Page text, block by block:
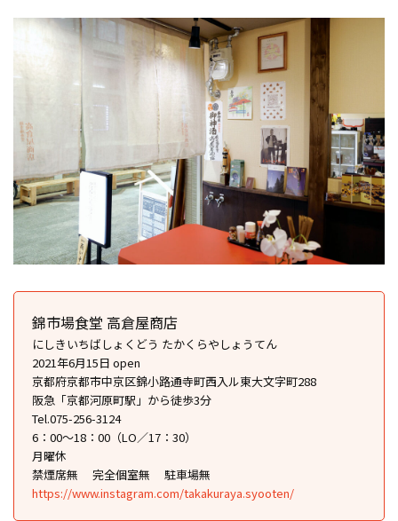
錦市場食堂 高倉屋商店
にしきいちばしょくどう たかくらやしょうてん
2021年6月15日 open
京都府京都市中京区錦小路通寺町西入ル東大文字町288
阪急「京都河原町駅」から徒歩3分
Tel.075-256-3124
6：00～18：00（LO／17：30）
月曜休
禁煙席無
完全個室無
駐車場無
https://www.instagram.com/takakuraya.syooten/